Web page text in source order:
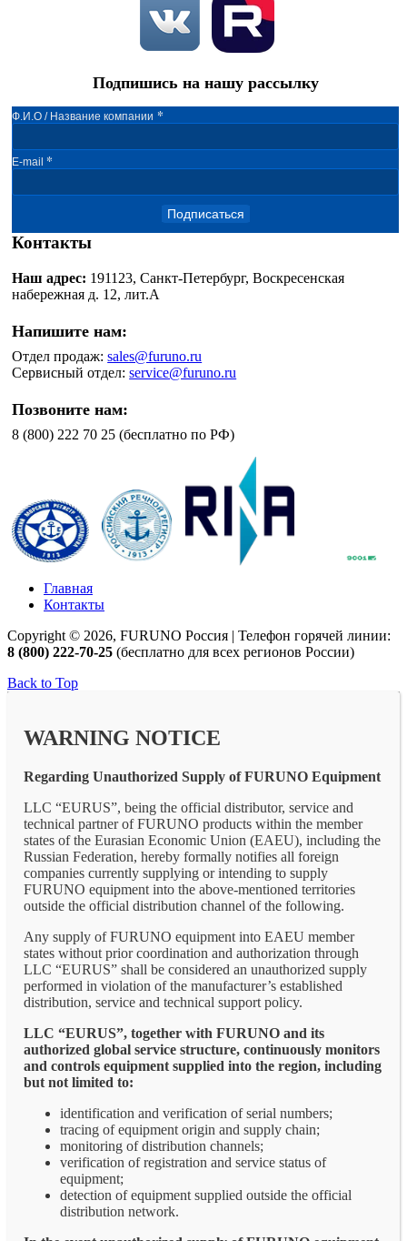
Подпишись на нашу рассылку
Ф.И.О / Название компании *
E-mail *
Подписаться
Контакты
Наш адрес: 191123, Санкт-Петербург, Воскресенская
набережная д. 12, лит.А
Напишите нам:
Отдел продаж:sales@furuno.ru
Сервисный отдел:service@furuno.ru
Позвоните нам:
8 (800) 222 70 25 (бесплатно по РФ)
Главная
Контакты
Copyright © 2026, FURUNO Россия | Телефон горячей линии:
8 (800) 222-70-25 (бесплатно для всех регионов России)
Back to Top
WARNING NOTICE
Regarding Unauthorized Supply of FURUNO Equipment
LLC “EURUS”, being the official distributor, service and
technical partner of FURUNO products within the member
states of the Eurasian Economic Union (EAEU), including the
Russian Federation, hereby formally notifies all foreign
companies currently supplying or intending to supply
FURUNO equipment into the above-mentioned territories
outside the official distribution channel of the following.
Any supply of FURUNO equipment into EAEU member
states without prior coordination and authorization through
LLC “EURUS” shall be considered an unauthorized supply
performed in violation of the manufacturer’s established
distribution, service and technical support policy.
LLC “EURUS”, together with FURUNO and its
authorized global service structure, continuously monitors
and controls equipment supplied into the region, including
but not limited to:
identification and verification of serial numbers;
tracing of equipment origin and supply chain;
monitoring of distribution channels;
verification of registration and service status of
equipment;
detection of equipment supplied outside the official
distribution network.